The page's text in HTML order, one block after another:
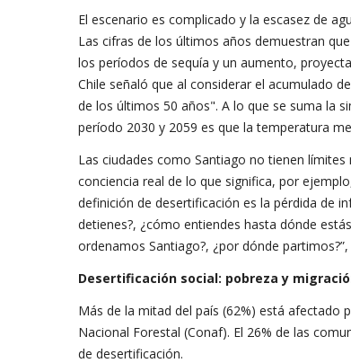
El escenario es complicado y la escasez de
Las cifras de los últimos años demuestran
los períodos de sequía y un aumento,
Chile señaló que al considerar el acumulado
de los últimos 50 años". A lo que se suma la
período 2030 y 2059 es que la temperatura
Las ciudades como Santiago no tienen
conciencia real de lo que significa, por
definición de desertificación es la pérdida de
detienes?, ¿cómo entiendes hasta dónde
ordenamos Santiago?, ¿por dónde
Desertificación social: pobreza y
Más de la mitad del país (62%) está afectado
Nacional Forestal (Conaf). El 26% de las
de desertificación.